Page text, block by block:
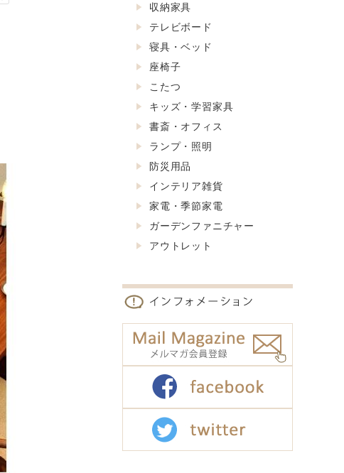
収納家具
テレビボード
寝具・ベッド
座椅子
こたつ
キッズ・学習家具
書斎・オフィス
ランプ・照明
防災用品
インテリア雑貨
家電・季節家電
ガーデンファニチャー
アウトレット